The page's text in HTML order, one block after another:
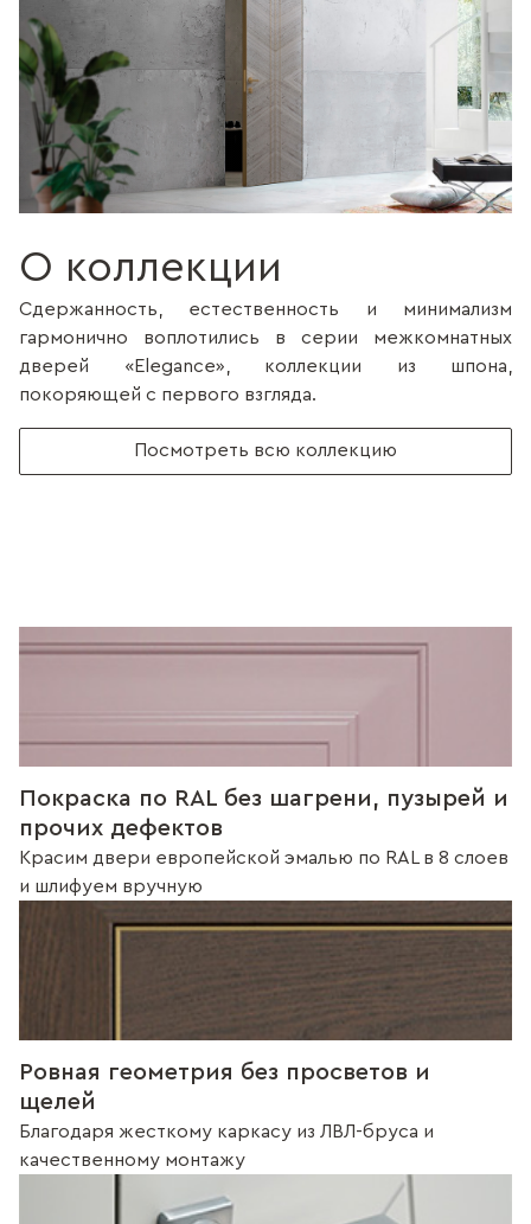
О коллекции
Сдержанность, естественность и минимализм
гармонично воплотились в серии межкомнатных
дверей «Elegance», коллекции из шпона,
покоряющей с первого взгляда.
Посмотреть всю коллекцию
Покраска по RAL без шагрени, пузырей и
прочих дефектов
Красим двери европейской эмалью по RAL в 8 слоев
и шлифуем вручную
Ровная геометрия без просветов и
щелей
Благодаря жесткому каркасу из ЛВЛ-бруса и
качественному монтажу